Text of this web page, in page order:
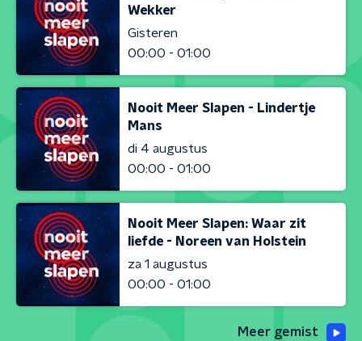
Wekker
Gisteren
00:00 - 01:00
Nooit Meer Slapen - Lindertje
Mans
di 4 augustus
00:00 - 01:00
Nooit Meer Slapen: Waar zit
liefde - Noreen van Holstein
za 1 augustus
00:00 - 01:00
Meer gemist